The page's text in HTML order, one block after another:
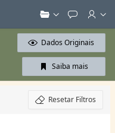
Dados Originais
Saiba mais
Resetar Filtros